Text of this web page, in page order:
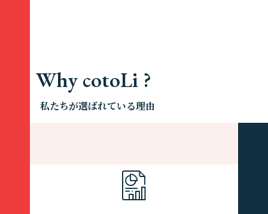
Why cotoLi ?
私たちが選ばれている理由